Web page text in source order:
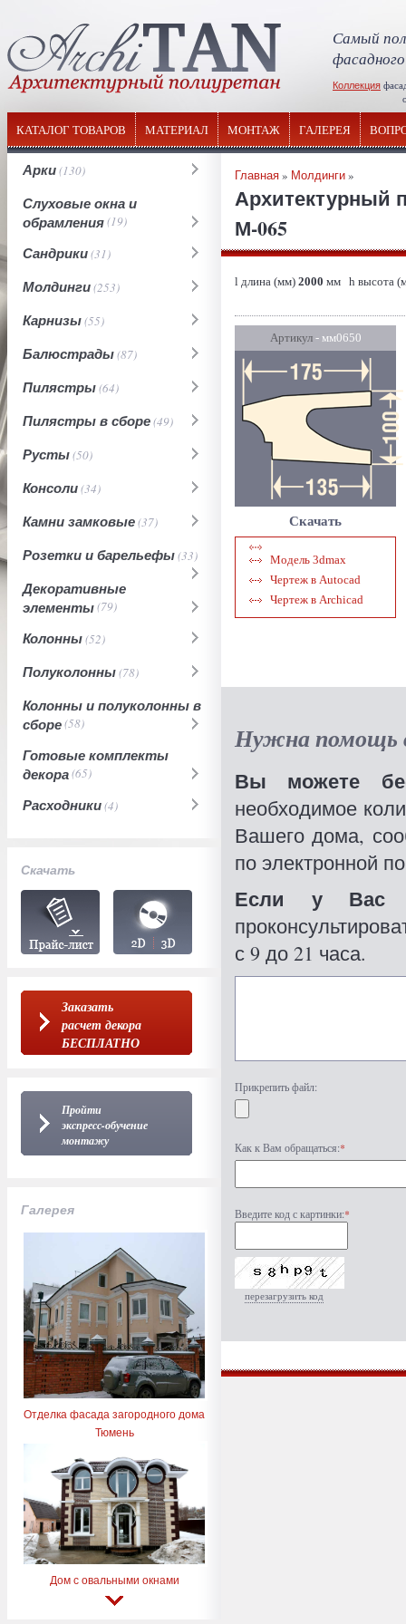
Самый
Коллекция
КАТАЛОГ ТОВАРОВ МАТЕРИАЛ МОНТАЖ ГАЛЕРЕЯ
Арки(130)
Слуховые окна и
обрамления(19)
Сандрики(31)
Молдинги(253)
Карнизы(55)
Балюстрады(87)
Пилястры(64)
Пилястры в сборе(49)
Русты(50)
Консоли(34)
Камни замковые(37)
Розетки и барельефы(33)
Декоративные
элементы(79)
Колонны(52)
Полуколонны(78)
Колонны и полуколонны в
сборе(58)
Готовые комплекты
декора(65)
Расходники(4)
Скачать
Заказать
расчет декора
БЕСПЛАТНО
Пройти
экспресс-обучение
монтажу
Галерея
Отделка фасада загородного дома
Тюмень
Дом с овальными окнами
Главная» Молдинги»
Архитектурный
М-065
l длина (мм) 2000 мм h высота
Артикул- мм0650
Скачать
Модель 3dmax
Чертеж в Autocad
Чертеж в Archicad
Нужна помощь
Вы можете
необходимое
Вашего дома,
по электронной
Если у Вас
с 9 до 21 часа.
Прикрепить файл:
Как к Вам обращаться:*
Введите код с картинки:*
перезагрузить код